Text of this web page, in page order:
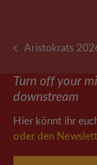
vorheriger
Aristokrats
Turn off your
downstream
Hier könnt ihr
oder den